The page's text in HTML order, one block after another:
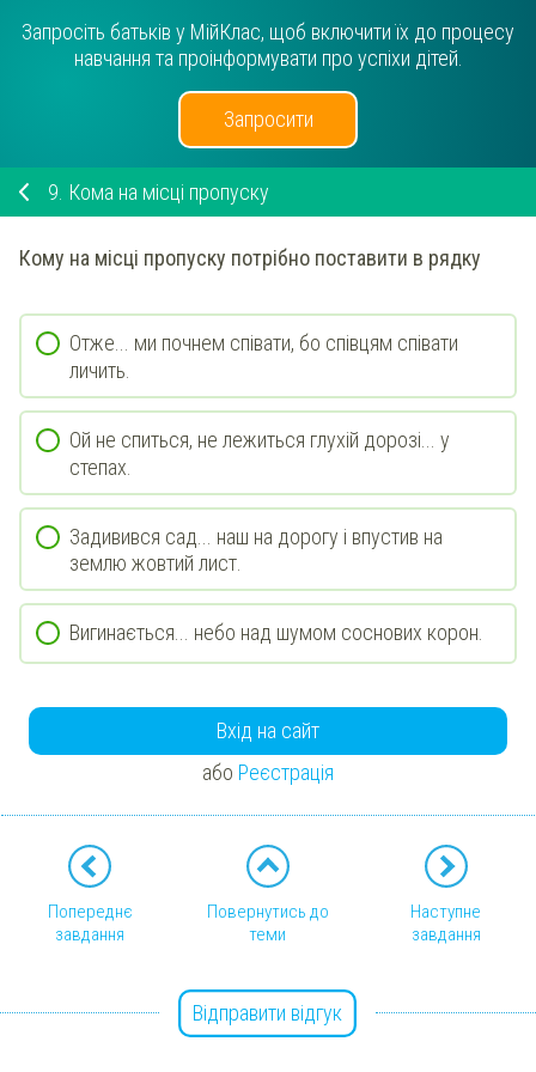
Запросіть батьків у МійКлас, щоб включити їх до процесу
навчання та проінформувати про успіхи дітей.
Запросити
9. Кома на місці пропуску
Кому на місці пропуску потрібно поставити в рядку
Отже... ми почнем співати, бо співцям співати
личить.
Ой не спиться, не лежиться глухій дорозі... у
степах.
Задивився сад... наш на дорогу і впустив на
землю жовтий лист.
Вигинається... небо над шумом соснових корон.
Вхід на сайт
або Реєстрація
Попереднє
завдання
Повернутись до
теми
Наступне
завдання
Відправити відгук